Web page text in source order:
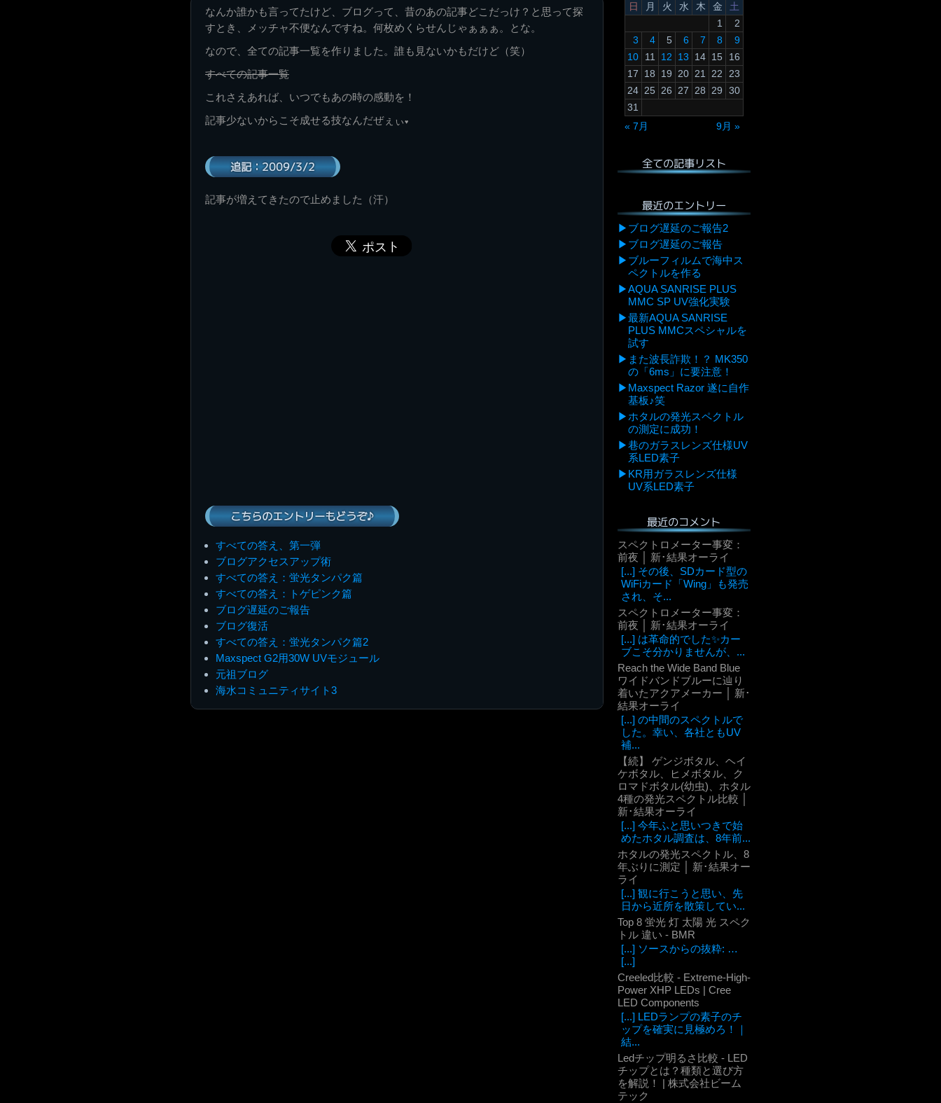
なんか誰かも言ってたけど、ブログって、昔のあの記事どこだっけ？と思って探
すとき、メッチャ不便なんですね。何枚めくらせんじゃぁぁぁ。とな。
なので、全ての記事一覧を作りました。誰も見ないかもだけど（笑）
すべての記事一覧
これさえあれば、いつでもあの時の感動を！
記事少ないからこそ成せる技なんだぜぇぃ ♥
追記：2009/3/2
記事が増えてきたので止めました（汗）
こちらのエントリーもどうぞ♪
すべての答え、第一弾
ブログアクセスアップ術
すべての答え：蛍光タンパク篇
すべての答え：トゲピンク篇
ブログ遅延のご報告
ブログ復活
すべての答え：蛍光タンパク篇2
Maxspect G2用30W UVモジュール
元祖ブログ
海水コミュニティサイト3
日 月 火 水 木 金 土
« 7月 9月 »
1
2
3
4 5 6 7 8
9
10
11 12 13 14 15
16
17
18 19 20 21 22
23
24 25 26 27 28 29
30
31
全ての記事リスト
最近のエントリー
ブログ遅延のご報告2
ブログ遅延のご報告
ブルーフィルムで海中ス
ペクトルを作る
AQUA SANRISE PLUS
MMC SP UV強化実験
最新AQUA SANRISE
PLUS MMCスペシャルを
試す
また波長詐欺！？ MK350
の「6ms」に要注意！
Maxspect Razor 遂に自作
基板♪笑
ホタルの発光スペクトル
の測定に成功！
巷のガラスレンズ仕様UV
系LED素子
KR用ガラスレンズ仕様
UV系LED素子
最近のコメント
スペクトロメーター事変：
前夜 │ 新･結果オーライ
[...] その後、SDカード型の
WiFiカード「Wing」も発売
され、そ...
スペクトロメーター事変：
前夜 │ 新･結果オーライ
[...] は革命的でした✨カー
ブこそ分かりませんが、...
Reach the Wide Band Blue
ワイドバンドブルーに辿り
着いたアクアメーカー │ 新･
結果オーライ
[...] の中間のスペクトルで
した。幸い、各社ともUV
補...
【続】 ゲンジボタル、ヘイ
ケボタル、ヒメボタル、ク
ロマドボタル(幼虫)、ホタル
4種の発光スペクトル比較 │
新･結果オーライ
[...] 今年ふと思いつきで始
めたホタル調査は、8年前...
ホタルの発光スペクトル、8
年ぶりに測定 │ 新･結果オー
ライ
[...] 観に行こうと思い、先
日から近所を散策してい...
Top 8 蛍光 灯 太陽 光 スペク
トル 違い - BMR
[...] ソースからの抜粋: …
[...]
Creeled比較 - Extreme-High-
Power XHP LEDs | Cree
LED Components
[...] LEDランプの素子のチ
ップを確実に見極めろ！｜
結...
Ledチップ明るさ比較 - LED
チップとは？種類と選び方
を解説！ | 株式会社ビーム
テック